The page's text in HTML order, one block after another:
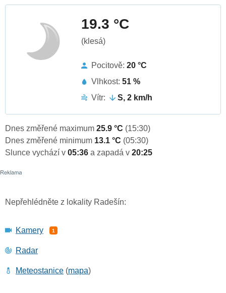
19.3 °C
(klesá)
Pocitově: 20 °C
Vlhkost: 51 %
Vítr:
S, 2 km/h
Dnes změřené maximum 25.9 °C (15:30)
Dnes změřené minimum 13.1 °C (05:30)
Slunce vychází v 05:36 a zapadá v 20:25
Nepřehlédněte z lokality Radešín:
Kamery 1
Radar
Meteostanice (mapa)